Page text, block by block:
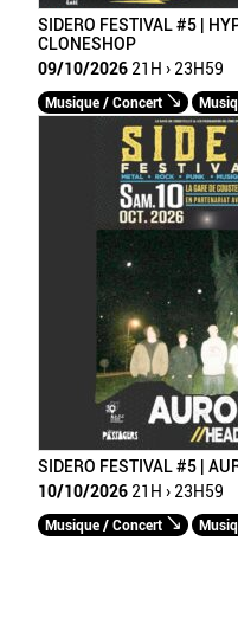
SIDERO FESTIVAL #5 |
CLONESHOP
09/10/2026 21H › 23H59
Musique / Concert
SIDERO FESTIVAL #5 |
10/10/2026 21H › 23H59
Musique / Concert